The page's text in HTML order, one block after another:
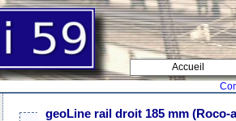
Accueil
geoLine rail droit 185 mm (Roco-